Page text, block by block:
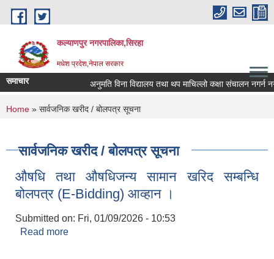
Skip to main content
कल्याणपुर नगरपालिका,सिरहा
मधेश प्रदेश,नेपाल सरकार
समाचार अनुमति विना विद्यालय तथा थप माचिल्लो कक्षा संचालन नगर्न
You are here
Home » सार्वजनिक खरीद / बोलपत्र सूचना
सार्वजनिक खरीद / बोलपत्र सूचना
औषधि तथा औषधिजन्य सामान खरिद सम्बन्धि
बोलपत्र (E-Bidding) आव्हान ।
Submitted on: Fri, 01/09/2026 - 10:53
Read more